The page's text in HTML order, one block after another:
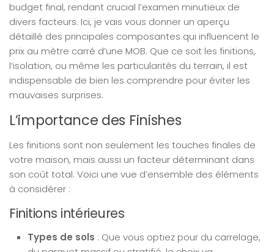
budget final, rendant crucial l’examen minutieux de
divers facteurs. Ici, je vais vous donner un aperçu
détaillé des principales composantes qui influencent le
prix au mètre carré d’une MOB. Que ce soit les finitions,
l’isolation, ou même les particularités du terrain, il est
indispensable de bien les comprendre pour éviter les
mauvaises surprises.
L’importance des Finishes
Les finitions sont non seulement les touches finales de
votre maison, mais aussi un facteur déterminant dans
son coût total. Voici une vue d’ensemble des éléments
à considérer :
Finitions intérieures
Types de sols : Que vous optiez pour du carrelage,